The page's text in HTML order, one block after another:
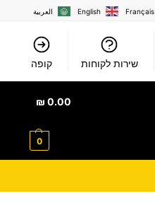
العربية English Français
שירות לקוחות קופה
0.00
₪
0